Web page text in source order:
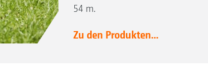
54 m.
Zu den Produkten...